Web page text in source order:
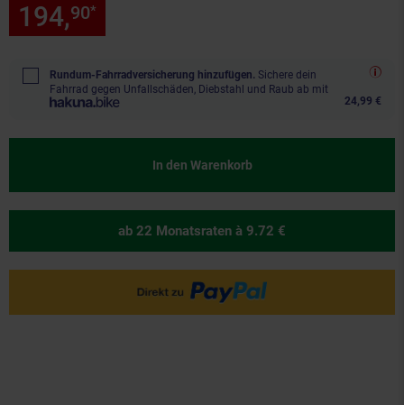
194,90*
Rundum-Fahrradversicherung hinzufügen. Sichere dein
Fahrrad gegen Unfallschäden, Diebstahl und Raub ab mit
24,99 €
In den Warenkorb
ab 22 Monatsraten à 9.72 €